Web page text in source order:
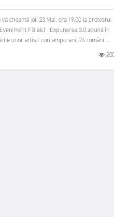
cheamă joi, 23 Mai, ora 19.00 la protestul
FB aici Expunerea 3.0 adună în
unor artiști contemporani, 26 români ...